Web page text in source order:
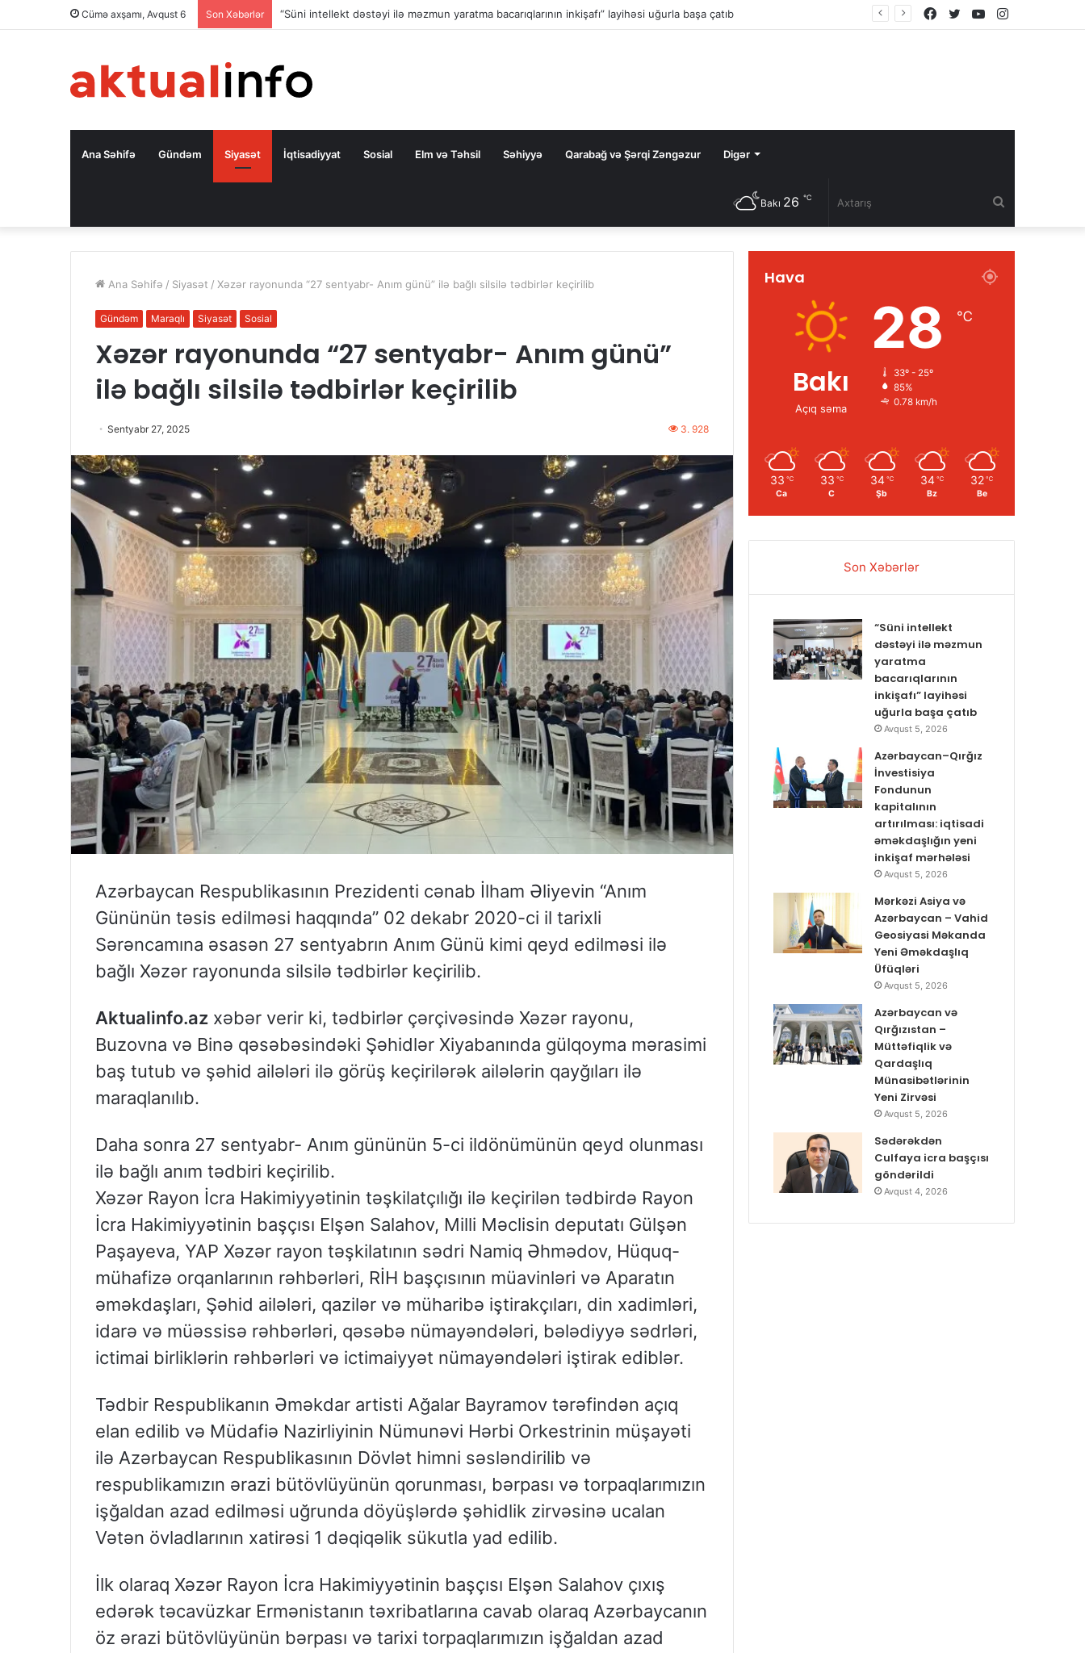
Cümə axşamı, Avqust 6 Son Xəbərlər Azərbaycan–Qırğız İnvestisiya Fondunun kapitalının artırılması: iqtisadi əməkdaşlığın yeni inkişaf mərhələsi YouTube
Twitter
Facebook
Ana Səhifə Gündəm Siyasət İqtisadiyyat Sosial Elm və Təhsil Səhiyyə Qarabağ və Şərqi Zəngəzur Digər
Bakı 26 ℃
Ana Səhifə / Siyasət / Xəzər rayonunda “27 sentyabr- Anım günü” ilə bağlı silsilə tədbirlər keçirilib
Gündəm Maraqlı Siyasət Sosial
Xəzər rayonunda “27 sentyabr- Anım günü”
ilə bağlı silsilə tədbirlər keçirilib
Sentyabr 27, 2025 3. 928
Azərbaycan Respublikasının Prezidenti cənab İlham Əliyevin “Anım
Gününün təsis edilməsi haqqında” 02 dekabr 2020-ci il tarixli
Sərəncamına əsasən 27 sentyabrın Anım Günü kimi qeyd edilməsi ilə
bağlı Xəzər rayonunda silsilə tədbirlər keçirilib.
Aktualinfo.az xəbər verir ki, tədbirlər çərçivəsində Xəzər rayonu,
Buzovna və Binə qəsəbəsindəki Şəhidlər Xiyabanında gülqoyma mərasimi
baş tutub və şəhid ailələri ilə görüş keçirilərək ailələrin qayğıları ilə
maraqlanılıb.
Daha sonra 27 sentyabr- Anım gününün 5-ci ildönümünün qeyd olunması
ilə bağlı anım tədbiri keçirilib.
Xəzər Rayon İcra Hakimiyyətinin təşkilatçılığı ilə keçirilən tədbirdə Rayon
İcra Hakimiyyətinin başçısı Elşən Salahov, Milli Məclisin deputatı Gülşən
Paşayeva, YAP Xəzər rayon təşkilatının sədri Namiq Əhmədov, Hüquq-
mühafizə orqanlarının rəhbərləri, RİH başçısının müavinləri və Aparatın
əməkdaşları, Şəhid ailələri, qazilər və müharibə iştirakçıları, din xadimləri,
idarə və müəssisə rəhbərləri, qəsəbə nümayəndələri, bələdiyyə sədrləri,
ictimai birliklərin rəhbərləri və ictimaiyyət nümayəndələri iştirak ediblər.
Tədbir Respublikanın Əməkdar artisti Ağalar Bayramov tərəfindən açıq
elan edilib və Müdafiə Nazirliyinin Nümunəvi Hərbi Orkestrinin müşayəti
ilə Azərbaycan Respublikasının Dövlət himni səsləndirilib və
respublikamızın ərazi bütövlüyünün qorunması, bərpası və torpaqlarımızın
işğaldan azad edilməsi uğrunda döyüşlərdə şəhidlik zirvəsinə ucalan
Vətən övladlarının xatirəsi 1 dəqiqəlik sükutla yad edilib.
İlk olaraq Xəzər Rayon İcra Hakimiyyətinin başçısı Elşən Salahov çıxış
edərək təcavüzkar Ermənistanın təxribatlarına cavab olaraq Azərbaycanın
öz ərazi bütövlüyünün bərpası və tarixi torpaqlarımızın işğaldan azad
Hava
Bakı
Açıq səma
28 ℃
33º - 25º
85%
0.78 km/h
33 ℃
Ca
33 ℃
C
34 ℃
Şb
34 ℃
Bz
32 ℃
Be
Son Xəbərlər
“Süni intellekt
dəstəyi ilə məzmun
yaratma
bacarıqlarının
inkişafı” layihəsi
uğurla başa çatıb
Avqust 5, 2026
Azərbaycan–Qırğız
İnvestisiya
Fondunun
kapitalının
artırılması: iqtisadi
əməkdaşlığın yeni
inkişaf mərhələsi
Avqust 5, 2026
Mərkəzi Asiya və
Azərbaycan – Vahid
Geosiyasi Məkanda
Yeni Əməkdaşlıq
Üfüqləri
Avqust 5, 2026
Azərbaycan və
Qırğızıstan –
Müttəfiqlik və
Qardaşlıq
Münasibətlərinin
Yeni Zirvəsi
Avqust 5, 2026
Sədərəkdən
Culfaya icra başçısı
göndərildi
Avqust 4, 2026